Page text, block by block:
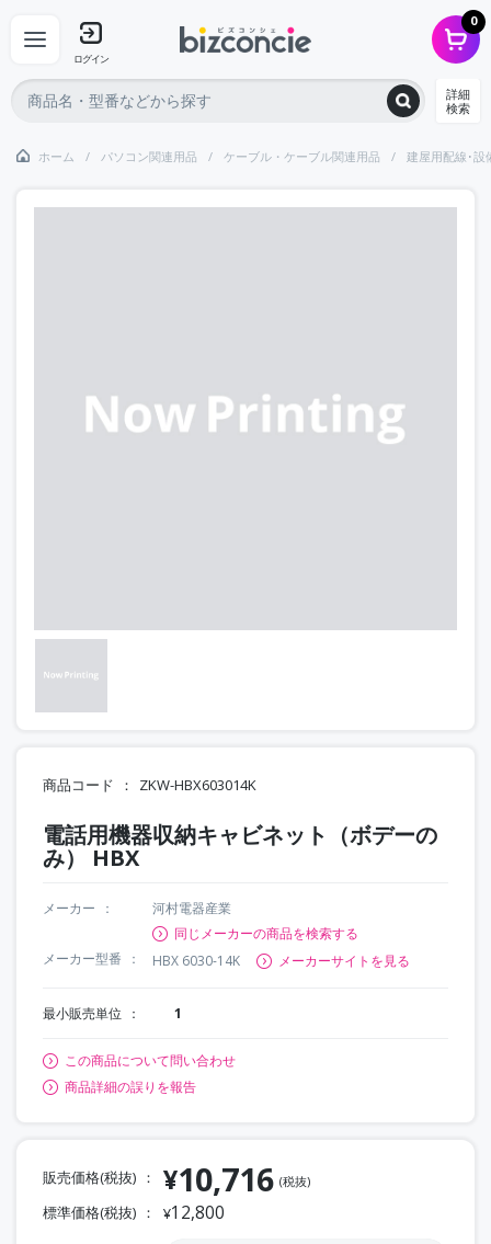
ログイン
0
詳細
検索
ホーム パソコン関連用品 ケーブル・ケーブル関連用品 建屋用配線･設
商品コード ZKW-HBX603014K
電話用機器収納キャビネット（ボデーの
み） HBX
メーカー
河村電器産業
同じメーカーの商品を検索する
メーカー型番
HBX 6030-14K メーカーサイトを見る
最小販売単位 1
この商品について問い合わせ
商品詳細の誤りを報告
販売価格(税抜) ¥10,716 (税抜)
標準価格(税抜) ¥12,800